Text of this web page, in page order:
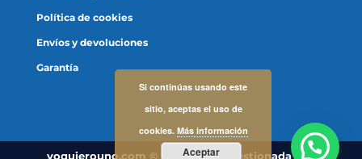
Política de cookies
Envíos y devoluciones
Garantía
yoquierouno.com © 2023 tienda gestionada por
Si continúas usando este
sitio, aceptas el uso de
cookies. Más información
Aceptar